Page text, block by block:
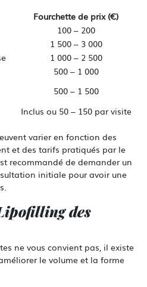
Fourchette de prix (€)
100 – 200
1 500 – 3 000
1 000 – 2 500
500 – 1 000
500 – 1 500
Inclus ou 50 – 150 par visite
varier en fonction des
et des tarifs pratiqués par le
recommandé de demander un
initiale pour avoir une
des
ne vous convient pas, il existe
le volume et la forme